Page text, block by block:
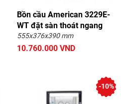
Bồn cầu American 3229E-
WT đặt sàn thoát ngang
555x376x390 mm
10.760.000 VND
-10%